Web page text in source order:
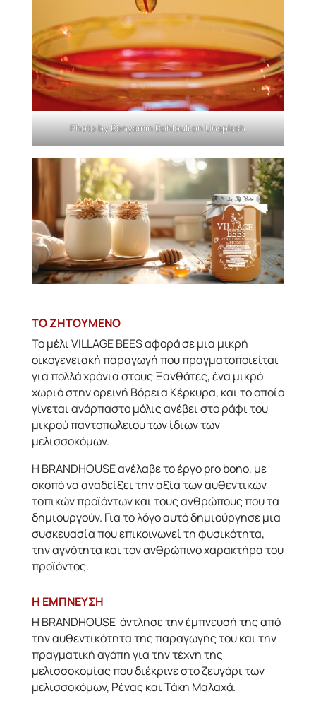
Photo byBenyamin BohloulionUnsplash
ΤΟ ΖΗΤΟΥΜΕΝΟ
Το μέλι VILLAGE BEES αφορά σε μια μικρή
οικογενειακή παραγωγή που πραγματοποιείται
για πολλά χρόνια στoυς Ξανθάτες, ένα μικρό
χωριό στην ορεινή Βόρεια Κέρκυρα, και το οποίο
γίνεται ανάρπαστο μόλις ανέβει στο ράφι του
μικρού παντοπωλειου των ίδιων των
μελισσοκόμων.
Η BRANDHOUSE ανέλαβε το έργο pro bono, με
σκοπό να αναδείξει την αξία των αυθεντικών
τοπικών προϊόντων και τους ανθρώπους που τα
δημιουργούν. Για το λόγο αυτό δημιούργησε μια
συσκευασία που επικοινωνεί τη φυσικότητα,
την αγνότητα και τον ανθρώπινο χαρακτήρα του
προϊόντος.
H ΕΜΠΝΕΥΣΗ
Η BRANDHOUSE άντλησε την έμπνευσή της από
την αυθεντικότητα της παραγωγής του και την
πραγματική αγάπη για την τέχνη της
μελισσοκομίας που διέκρινε στο ζευγάρι των
μελισσοκόμων, Ρένας και Τάκη Μαλαχά.